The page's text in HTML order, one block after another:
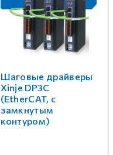
Шаговые драйверы
Xinje DP3С
(EtherCAT, с
замкнутым
контуром)